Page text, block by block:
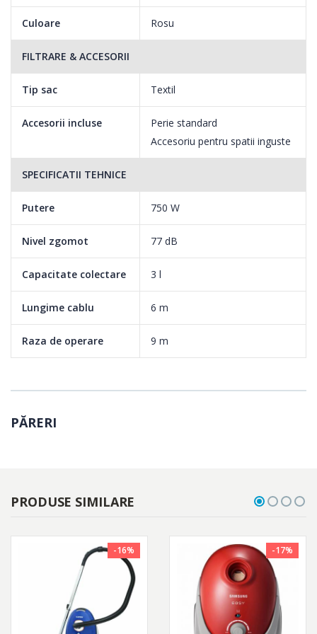
timp fara a schimba priza.
Capacitatea mare, de 3 litri, asigura mai putine inlocuiri ale
saculuiCompartimentul pentru praf de mare capacitate poate
colecta pana la trei litri inainte ca sacul sa fie inlocuit.
Accesoriile integrate sunt mereu la indemanaAspiratorul dispune
de accesorii integrate, mereu la indemana atunci cand aspiri,
Culoare Rosu
FILTRARE & ACCESORII
Tip sac Textil
Accesorii incluse
Perie standard
Accesoriu pentru spatii inguste
SPECIFICATII TEHNICE
Putere 750 W
Nivel zgomot 77 dB
Capacitate colectare 3 l
Lungime cablu 6 m
Raza de operare 9 m
PĂRERI
PRODUSE SIMILARE
-16% -17%